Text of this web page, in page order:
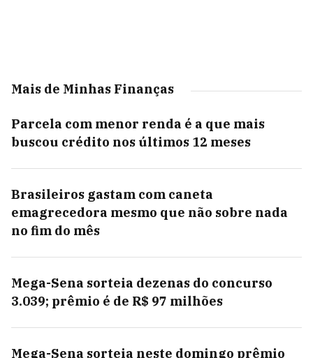
Mais de Minhas Finanças
Parcela com menor renda é a que mais
buscou crédito nos últimos 12 meses
Brasileiros gastam com caneta
emagrecedora mesmo que não sobre nada
no fim do mês
Mega-Sena sorteia dezenas do concurso
3.039; prêmio é de R$ 97 milhões
Mega-Sena sorteia neste domingo prêmio